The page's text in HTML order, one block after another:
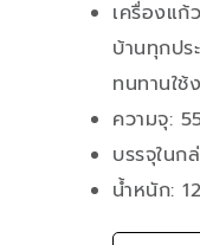
เครื่องแก้
บ้านทุกปร
ทนทานใช้
ความจุ:
บรรจุใน
น้ำหนัก: